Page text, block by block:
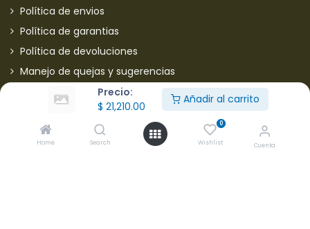
Precio:
$ 21,210.00
Añadir al carrito
Home Search
0
Wishlist Cuenta
Política de envios
Política de garantias
Política de devoluciones
Manejo de quejas y sugerencias
Aviso de privacidad usuarios
Mantente informado de nuestras ofertas